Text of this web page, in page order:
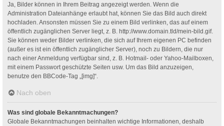
Ja, Bilder können in Ihrem Beitrag angezeigt werden. Wenn die
Administration Dateianhänge erlaubt hat, können Sie das Bild auch direkt
hochladen. Ansonsten müssen Sie zu einem Bild verlinken, das auf einem
öffentlich zugänglichen Server liegt, z. B. http://www.domain.tld/mein-bild.gif.
Sie können weder Bilder verlinken, die sich auf Ihrem eigenen PC befinden
(außer es ist ein öffentlich zugänglicher Server), noch zu Bildern, die nur
nach einer Anmeldung verfügbar sind, z. B. Hotmail- oder Yahoo-Mailboxen,
mit einem Passwort geschützte Seiten usw. Um das Bild anzuzeigen,
benutze den BBCode-Tag „[img]“.
Nach oben
Was sind globale Bekanntmachungen?
Globale Bekanntmachungen beinhalten wichtige Informationen, deshalb